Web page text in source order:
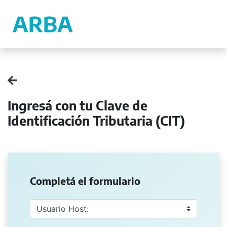
Ingresá con tu Clave de
Identificación Tributaria (CIT)
Completá el formulario